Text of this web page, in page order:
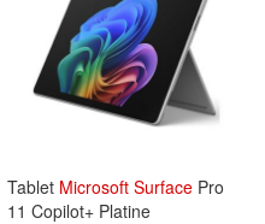
Tablet Microsoft Surface Pro
11 Copilot+ Platine